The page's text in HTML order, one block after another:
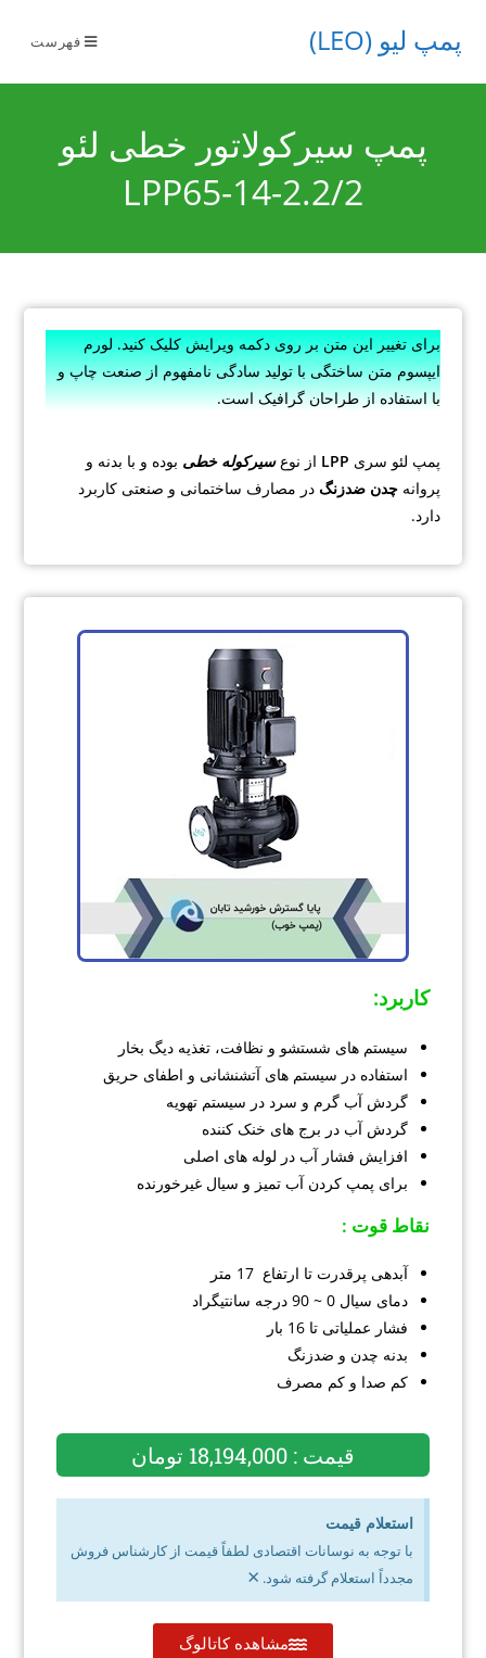
پمپ لیو (LEO) فهرست
پمپ سیرکولاتور خطی لئو
LPP65-14-2.2/2
برای تغییر این متن بر روی دکمه ویرایش کلیک کنید. لورم
ایپسوم متن ساختگی با تولید سادگی نامفهوم از صنعت چاپ و
با استفاده از طراحان گرافیک است.
پمپ لئو سری LPP از نوعسیرکوله خطی بوده و با بدنه و
پروانهچدن ضدزنگدر مصارف ساختمانی و صنعتی کاربرد
دارد.
کاربرد:
سیستم های شستشو و نظافت، تغذیه دیگ بخار
استفاده در سیستم های آتشنشانی و اطفای حریق
گردش آب گرم و سرد در سیستم تهویه
گردش آب در برج های خنک کننده
افزایش فشار آب در لوله های اصلی
برای پمپ کردن آب تمیز و سیال غیرخورنده
نقاط قوت :
آبدهی پرقدرت تا ارتفاع 17 متر
دمای سیال 0 ~ 90 درجه سانتیگراد
فشار عملیاتی تا 16 بار
بدنه چدن و ضدزنگ
کم صدا و کم مصرف
قیمت : 18,194,000 تومان
استعلام قیمت
با توجه به نوسانات اقتصادی لطفاً قیمت از کارشناس فروش
مجدداً استعلام گرفته شود. ×
مشاهده کاتالوگ